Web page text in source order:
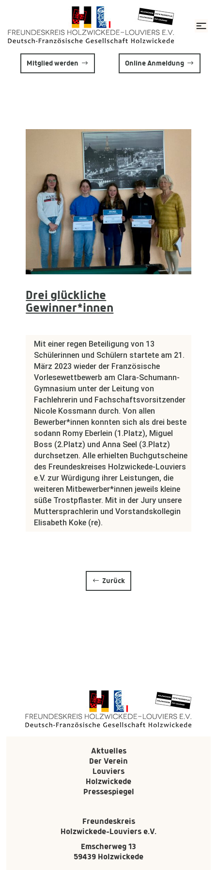
Mitglied werden Online Anmeldung
Drei glückliche
Gewinner*innen
Mit einer regen Beteiligung von 13
Schülerinnen und Schülern startete am 21.
März 2023 wieder der Französische
Vorlesewettbewerb am Clara-Schumann-
Gymnasium unter der Leitung von
Fachlehrerin und Fachschaftsvorsitzender
Nicole Kossmann durch. Von allen
Bewerber*innen konnten sich als drei beste
sodann Romy Eberlein (1.Platz), Miguel
Boss (2.Platz) und Anna Seel (3.Platz)
durchsetzen. Alle erhielten Buchgutscheine
des Freundeskreises Holzwickede-Louviers
e.V. zur Würdigung ihrer Leistungen, die
weiteren Mitbewerber*innen jeweils kleine
süße Trostpflaster. Mit in der Jury unsere
Muttersprachlerin und Vorstandskollegin
Elisabeth Koke (re).
Zurück
Aktuelles
Der Verein
Louviers
Holzwickede
Pressespiegel
Freundeskreis
Holzwickede-Louviers e.V.
Emscherweg 13
59439 Holzwickede